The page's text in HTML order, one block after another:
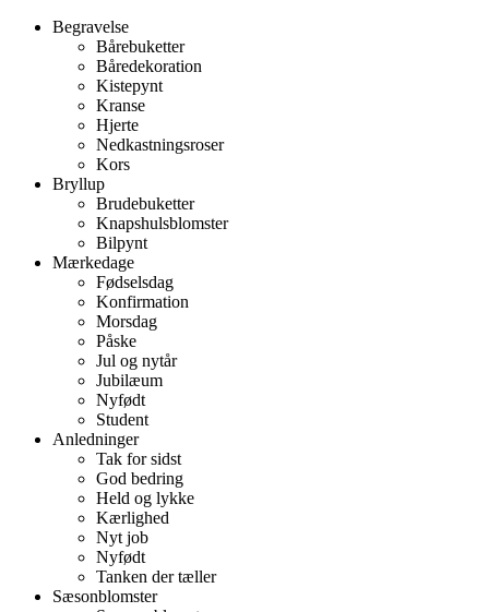
Begravelse
Bårebuketter
Båredekoration
Kistepynt
Kranse
Hjerte
Nedkastningsroser
Kors
Bryllup
Brudebuketter
Knapshulsblomster
Bilpynt
Mærkedage
Fødselsdag
Konfirmation
Morsdag
Påske
Jul og nytår
Jubilæum
Nyfødt
Student
Anledninger
Tak for sidst
God bedring
Held og lykke
Kærlighed
Nyt job
Nyfødt
Tanken der tæller
Sæsonblomster